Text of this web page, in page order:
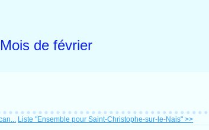
Mois de février
Liste "Ensemble pour Saint-Christophe-sur-le-Nais" >>